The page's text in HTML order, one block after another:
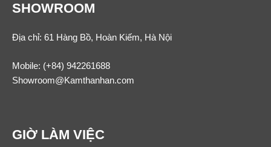
SHOWROOM
Địa chỉ: 61 Hàng Bồ, Hoàn Kiếm, Hà Nội
Mobile: (+84) 942261688
Showroom@Kamthanhan.com
GIỜ LÀM VIỆC